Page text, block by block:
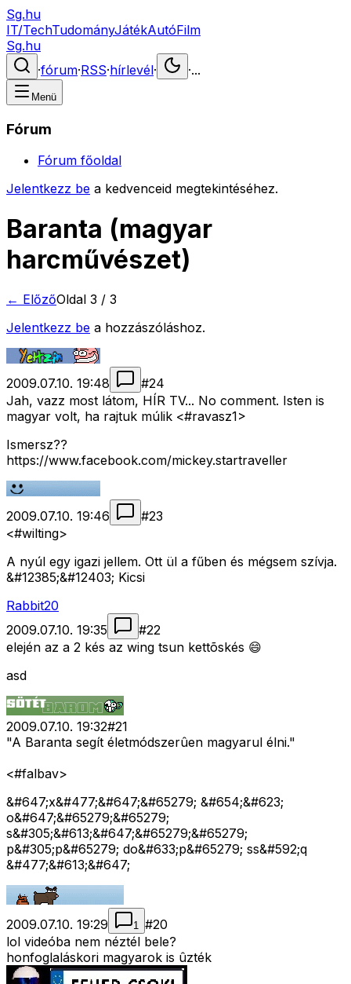
Sg.hu
IT/TechTudományJátékAutóFilm
Sg.hu
·fórum·RSS·hírlevél· ·...
Menü
Fórum
Fórum főoldal
Jelentkezz be a kedvenceid megtekintéséhez.
Baranta (magyar
harcművészet)
← ElőzőOldal 3 / 3
Jelentkezz be a hozzászóláshoz.
2009.07.10. 19:48 #24
Jah, vazz most látom, HÍR TV... No comment. Isten is
magyar volt, ha rajtuk múlik <#ravasz1>
Ismersz??
https://www.facebook.com/mickey.startraveller
2009.07.10. 19:46 #23
<#wilting>
A nyúl egy igazi jellem. Ott ül a fűben és mégsem szívja.
&#12385;&#12403; Kicsi
Rabbit20
2009.07.10. 19:35
#22
elején az a 2 kés az wing tsun kettõskés 😄
asd
2009.07.10. 19:32#21
"A Baranta segít életmódszerûen magyarul élni."
<#falbav>
&#647;x&#477;&#647;&#65279; &#654;&#623;
o&#647;&#65279;&#65279;
s&#305;&#613;&#647;&#65279;&#65279;
p&#305;p&#65279; do&#633;p&#65279; ss&#592;q
&#477;&#613;&#647;
2009.07.10. 19:29 1 #20
lol videóba nem néztél bele?
honfoglaláskori magyarok is ûzték